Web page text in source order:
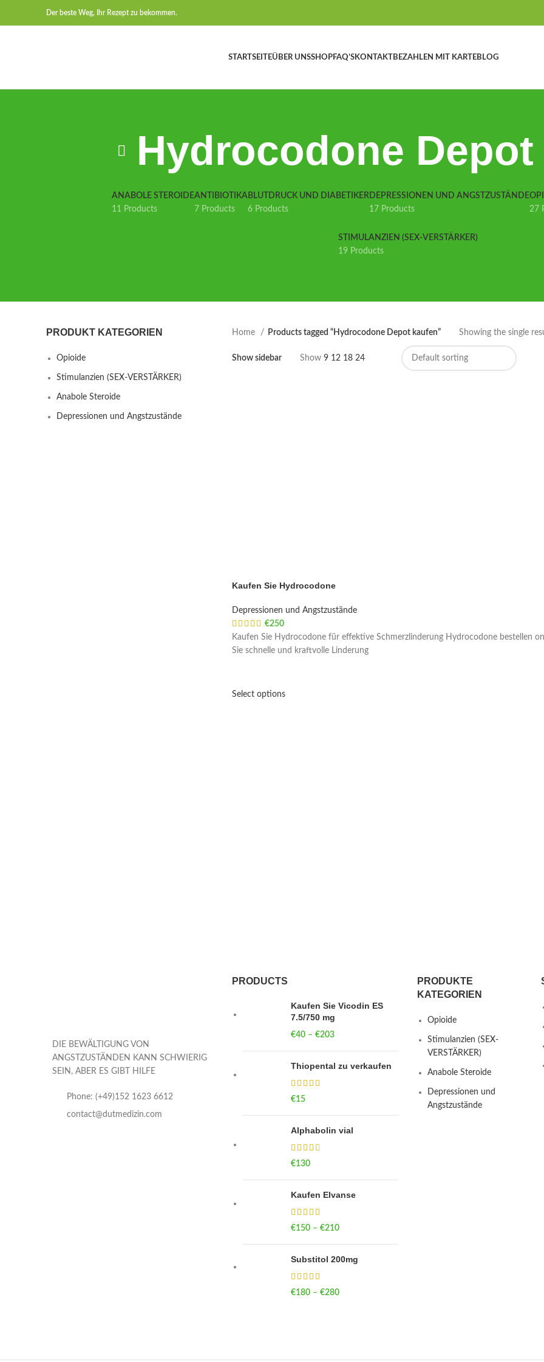
Der beste Weg, Ihr Rezept zu bekommen.
STARTSEITEÜBER UNSSHOPFAQ’SKONTAKTBEZAHLEN MIT KARTEBLOG
Hydrocodone
ANABOLE STEROIDE
11 Products
ANTIBIOTIKA
7 Products
BLUTDRUCK UND DIABETIKER
6 Products
DEPRESSIONEN UND ANGSTZUSTÄNDE
17 Products
27
STIMULANZIEN (SEX-VERSTÄRKER)
19 Products
PRODUKT KATEGORIEN
Opioide
Stimulanzien (SEX-VERSTÄRKER)
Anabole Steroide
Depressionen und Angstzustände
Home Products tagged “Hydrocodone Depot kaufen” Showing the single
Show sidebar Show 9 12 18 24
Kaufen Sie Hydrocodone
Depressionen und Angstzustände
€250
Kaufen Sie Hydrocodone für effektive Schmerzlinderung Hydrocodone bestellen
Sie schnelle und kraftvolle Linderung
Select options
DIE BEWÄLTIGUNG VON
ANGSTZUSTÄNDEN KANN SCHWIERIG
SEIN, ABER ES GIBT HILFE
Phone: (+49)152 1623 6612
contact@dutmedizin.com
PRODUCTS
Kaufen Sie Vicodin ES
7.5/750 mg
€40 – €203Price range: €40
Thiopental zu verkaufen
€15
Alphabolin vial
€130
Kaufen Elvanse
€150 – €210Price range: €150
Substitol 200mg
€180 – €280Price range: €180
PRODUKTE
KATEGORIEN
Opioide
Stimulanzien (SEX-
VERSTÄRKER)
Anabole Steroide
Depressionen und
Angstzustände